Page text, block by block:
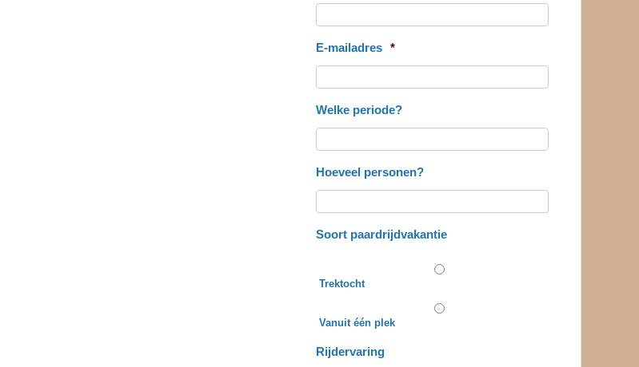
E-mailadres *
Welke periode?
Hoeveel personen?
Soort paardrijdvakantie
Trektocht
Vanuit één plek
Rijdervaring